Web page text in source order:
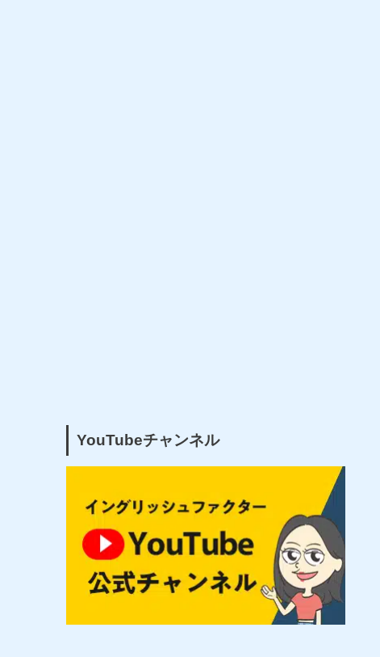
YouTubeチャンネル